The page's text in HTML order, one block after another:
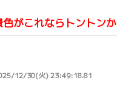
がこれならトントンか
12/30(火) 23:49:18.81